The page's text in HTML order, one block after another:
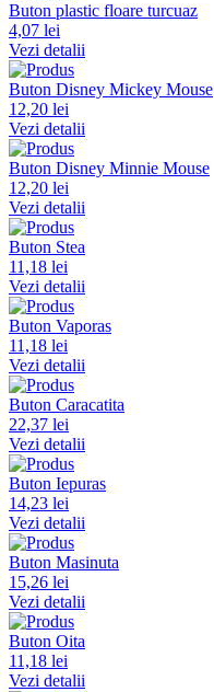
Buton plastic floare turcuaz
4,07 lei
Vezi detalii
Buton Disney Mickey Mouse
12,20 lei
Vezi detalii
Buton Disney Minnie Mouse
12,20 lei
Vezi detalii
Buton Stea
11,18 lei
Vezi detalii
Buton Vaporas
11,18 lei
Vezi detalii
Buton Caracatita
22,37 lei
Vezi detalii
Buton Iepuras
14,23 lei
Vezi detalii
Buton Masinuta
15,26 lei
Vezi detalii
Buton Oita
11,18 lei
Vezi detalii